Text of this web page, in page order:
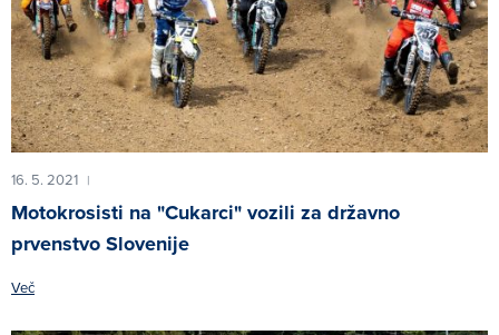
16. 5. 2021 |
Motokrosisti na "Cukarci" vozili za državno
prvenstvo Slovenije
Več